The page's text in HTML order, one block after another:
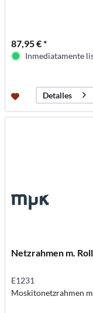
87,95 € *
Inmediatamente
Detalles
Netzrahmen m.
E1231
Moskitonetzrahmen